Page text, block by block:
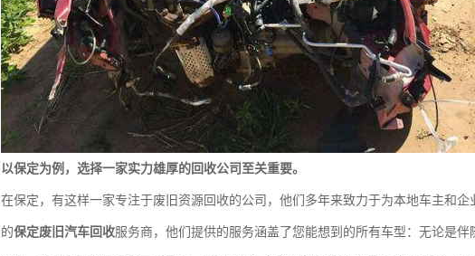
以保定为例，选择一家实力雄厚的回收公司至关重要。
在保定，有这样一家专注于废旧资源回收的公司，他们多年来致力于为本地车主和
的保定废旧汽车回收服务商，他们提供的服务涵盖了您能想到的所有车型：无论是伴